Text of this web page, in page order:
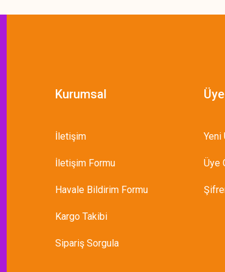
Kurumsal
İletişim
İletişim Formu
Havale Bildirim Formu
Kargo Takibi
Sipariş Sorgula
Yeni
Üye